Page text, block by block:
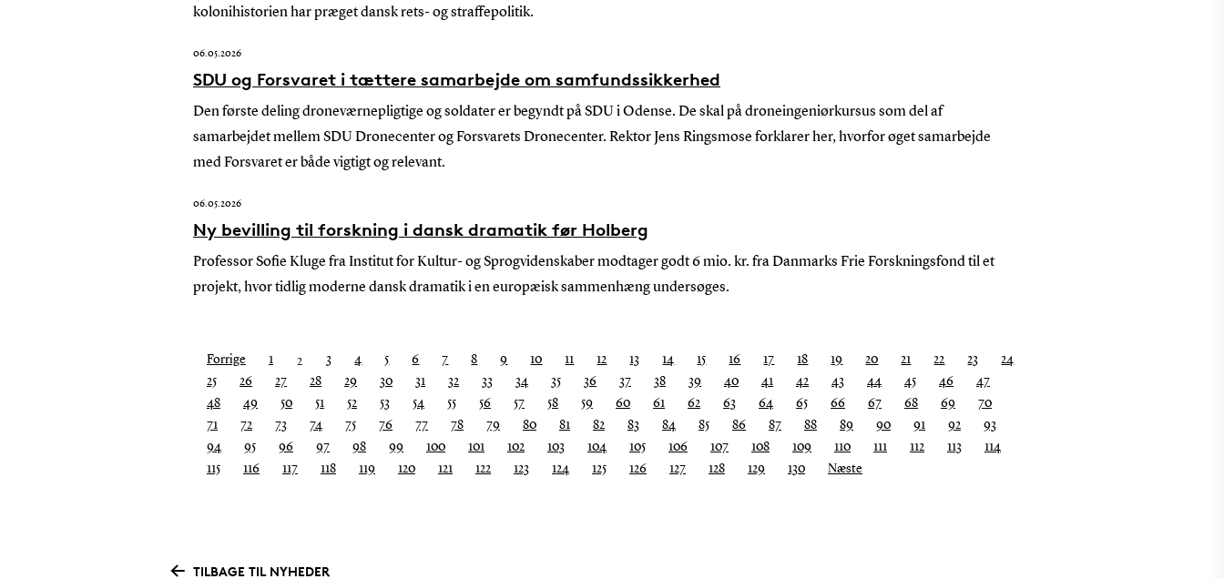
kolonihistorien har præget dansk rets- og straffepolitik.
06.05.2026
SDU og Forsvaret i tættere samarbejde om samfundssikkerhed
Den første deling droneværnepligtige og soldater er begyndt på SDU i Odense. De skal på droneingeniørkursus som del af
samarbejdet mellem SDU Dronecenter og Forsvarets Dronecenter. Rektor Jens Ringsmose forklarer her, hvorfor øget samarbejde
med Forsvaret er både vigtigt og relevant.
06.05.2026
Ny bevilling til forskning i dansk dramatik før Holberg
Professor Sofie Kluge fra Institut for Kultur- og Sprogvidenskaber modtager godt 6 mio. kr. fra Danmarks Frie Forskningsfond til et
projekt, hvor tidlig moderne dansk dramatik i en europæisk sammenhæng undersøges.
Forrige 1
Du
2 3 4 5 6 7 8 9 10 11 12 13 14 15 16 17 18 19 20 21 22 23
24
25
26 27 28 29 30 31 32 33 34 35 36 37 38 39 40 41 42 43 44 45 46
47
48
49 50 51 52 53 54 55 56 57 58 59 60 61 62 63 64 65 66 67 68 69
70
71
72 73 74 75 76 77 78 79 80 81 82 83 84 85 86 87 88 89 90 91 92
93
94
95 96 97 98 99 100 101 102 103 104 105 106 107 108 109 110 111 112 113
114
115
116 117 118 119 120 121 122 123 124 125 126 127 128 129 130 Næste
TILBAGE TIL NYHEDER